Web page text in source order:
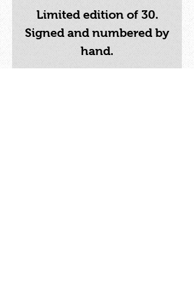
Limited edition of 30.
Signed and numbered by
hand.